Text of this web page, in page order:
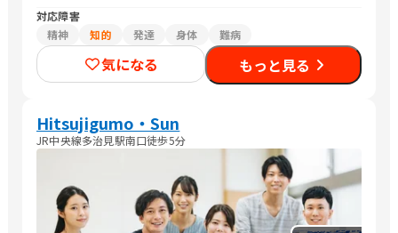
対応障害
精神
知的 発達 身体 難病
気になる もっと見る
Hitsujigumo・Sun
JR中央線多治見駅南口徒歩5分